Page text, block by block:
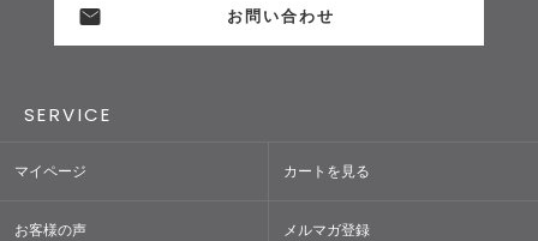
お問い合わせ
SERVICE
マイページ カートを見る
お客様の声 メルマガ登録